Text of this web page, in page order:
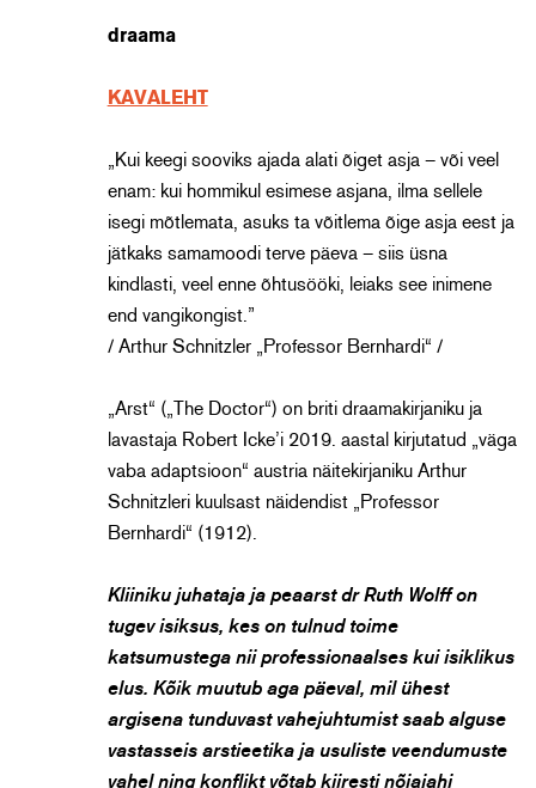
draama
KAVALEHT
„Kui keegi sooviks ajada alati õiget asja – või veel
enam: kui hommikul esimese asjana, ilma sellele
isegi mõtlemata, asuks ta võitlema õige asja eest ja
jätkaks samamoodi terve päeva – siis üsna
kindlasti, veel enne õhtusööki, leiaks see inimene
end vangikongist.”
/ Arthur Schnitzler „Professor Bernhardi“ /
„Arst“ („The Doctor“) on briti draamakirjaniku ja
lavastaja Robert Icke’i 2019. aastal kirjutatud „väga
vaba adaptsioon“ austria näitekirjaniku Arthur
Schnitzleri kuulsast näidendist „Professor
Bernhardi“ (1912).
Kliiniku juhataja ja peaarst dr Ruth Wolff on
tugev isiksus, kes on tulnud toime
katsumustega nii professionaalses kui isiklikus
elus. Kõik muutub aga päeval, mil ühest
argisena tunduvast vahejuhtumist saab alguse
vastasseis arstieetika ja usuliste veendumuste
vahel ning konflikt võtab kiiresti nõiajahi